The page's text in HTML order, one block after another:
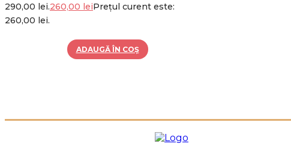
290,00 lei.260,00 leiPrețul curent este:
260,00 lei.
ADAUGĂ ÎN COȘ